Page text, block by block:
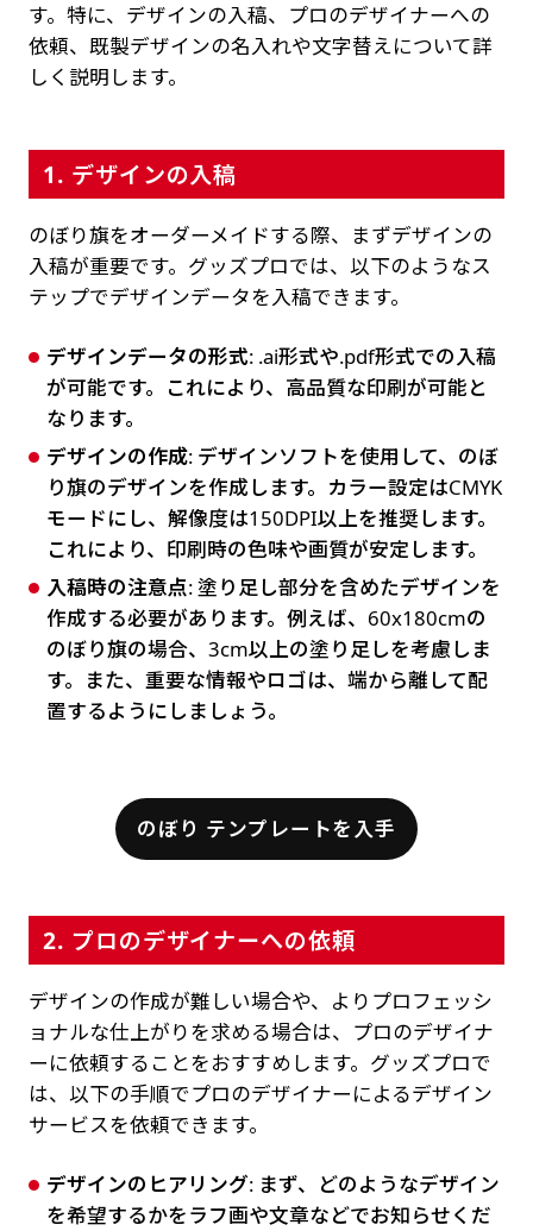
す。特に、デザインの入稿、プロのデザイナーへの
依頼、既製デザインの名入れや文字替えについて詳
しく説明します。
1. デザインの入稿
のぼり旗をオーダーメイドする際、まずデザインの
入稿が重要です。グッズプロでは、以下のようなス
テップでデザインデータを入稿できます。
デザインデータの形式: .ai形式や.pdf形式での入稿
が可能です。これにより、高品質な印刷が可能と
なります。
デザインの作成: デザインソフトを使用して、のぼ
り旗のデザインを作成します。カラー設定はCMYK
モードにし、解像度は150DPI以上を推奨します。
これにより、印刷時の色味や画質が安定します。
入稿時の注意点: 塗り足し部分を含めたデザインを
作成する必要があります。例えば、60x180cmの
のぼり旗の場合、3cm以上の塗り足しを考慮しま
す。また、重要な情報やロゴは、端から離して配
置するようにしましょう。
のぼり テンプレートを入手
2. プロのデザイナーへの依頼
デザインの作成が難しい場合や、よりプロフェッシ
ョナルな仕上がりを求める場合は、プロのデザイナ
ーに依頼することをおすすめします。グッズプロで
は、以下の手順でプロのデザイナーによるデザイン
サービスを依頼できます。
デザインのヒアリング: まず、どのようなデザイン
を希望するかをラフ画や文章などでお知らせくだ